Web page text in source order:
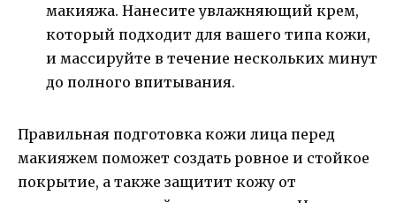
макияжа. Нанесите увлажняющий крем,
который подходит для вашего типа кожи,
и массируйте в течение нескольких минут
до полного впитывания.
Правильная подготовка кожи лица перед
макияжем поможет создать ровное и стойкое
покрытие, а также защитит кожу от